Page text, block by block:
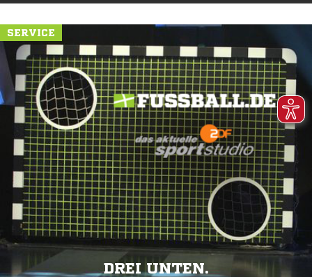
SERVICE
DREI UNTEN.